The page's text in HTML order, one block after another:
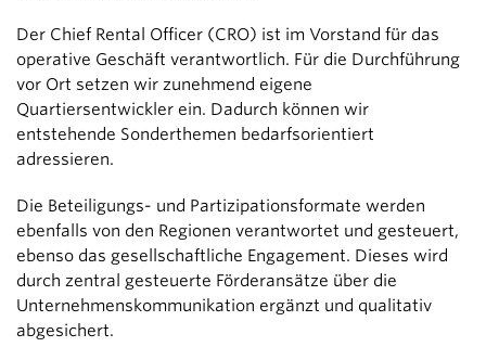
Der Chief Rental Officer (CRO) ist im Vorstand für das
operative Geschäft verantwortlich. Für die Durchführung
vor Ort setzen wir zunehmend eigene
Quartiersentwickler ein. Dadurch können wir
entstehende Sonderthemen bedarfsorientiert
adressieren.
Die Beteiligungs- und Partizipationsformate werden
ebenfalls von den Regionen verantwortet und gesteuert,
ebenso das gesellschaftliche Engagement. Dieses wird
durch zentral gesteuerte Förderansätze über die
Unternehmenskommunikation ergänzt und qualitativ
abgesichert.